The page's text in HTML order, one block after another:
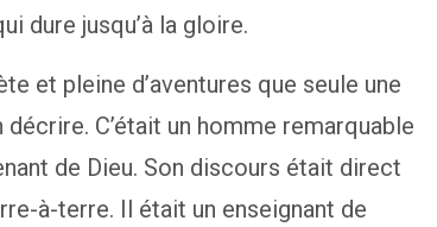
dure jusqu’à la gloire.
et pleine d’aventures que seule une
C’était un homme remarquable
de Dieu. Son discours était direct
à-terre. Il était un enseignant de